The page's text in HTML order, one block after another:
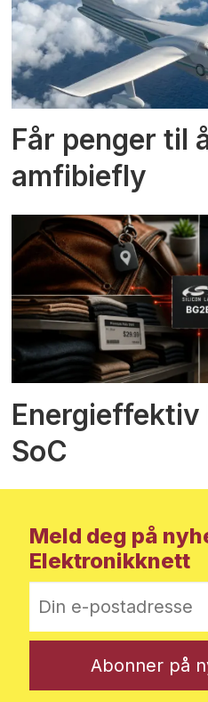
Får penger til
amfibiefly
Energieffektiv
SoC
Meld deg på
Elektronikknett